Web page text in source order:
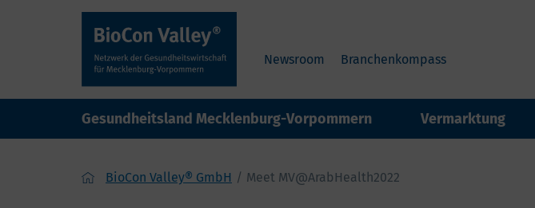
Newsroom Branchenkompass
Gesundheitsland Mecklenburg-Vorpommern Vermarktung
BioCon Valley® GmbH Meet MV@ArabHealth2022